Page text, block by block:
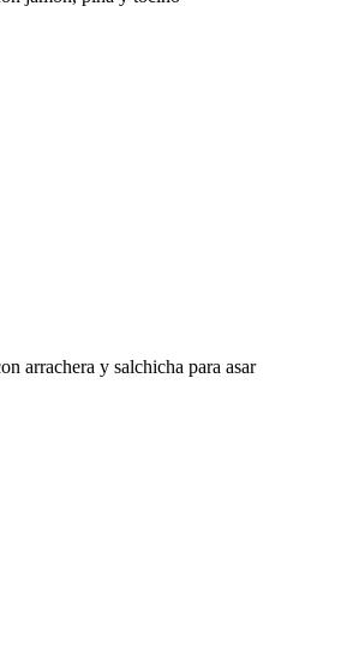
arrachera y salchicha para asar